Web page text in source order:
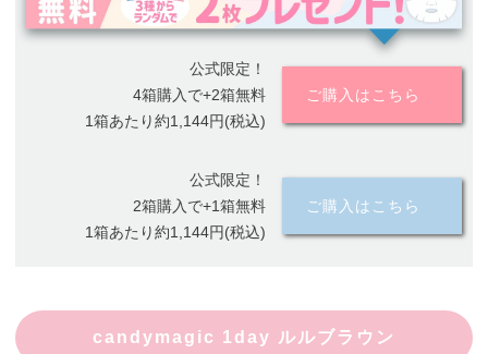
公式限定！
4箱購入で+2箱無料
1箱あたり約1,144円(税込)
ご購入はこちら
公式限定！
2箱購入で+1箱無料
1箱あたり約1,144円(税込)
ご購入はこちら
candymagic 1day ルルブラウン